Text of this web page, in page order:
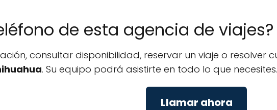
de esta agencia de viajes?
consultar disponibilidad, reservar un viaje o
. Su equipo podrá asistirte en todo lo que necesites.
Llamar ahora